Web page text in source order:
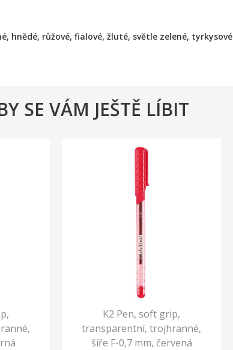
hnědé, růžové, fialové, žluté, světle zelené, tyrkysové
SE VÁM JEŠTĚ LÍBIT
K2 Pen, soft grip,
transparentní, trojhranné,
šíře F-0,7 mm, červená